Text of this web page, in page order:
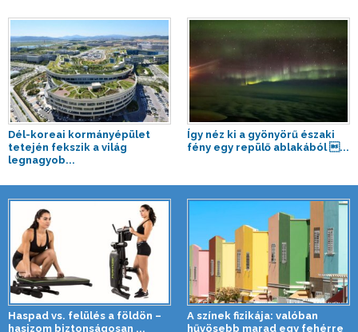
Dél-koreai kormányépület
tetején fekszik a világ
legnagyob...
Így néz ki a gyönyörű északi
fény egy repülő ablakából ...
Haspad vs. felülés a földön –
hasizom biztonságosan ...
A színek fizikája: valóban
hűvösebb marad egy fehérre